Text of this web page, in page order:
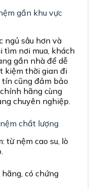
gần khu vực
ngủ sâu hơn và
tìm nơi mua, khách
gần nhà để dễ
kiệm thời gian đi
tín cũng đảm bảo
hãng cùng
chuyên nghiệp.
chất lượng
từ nệm cao su, lò
có chứng